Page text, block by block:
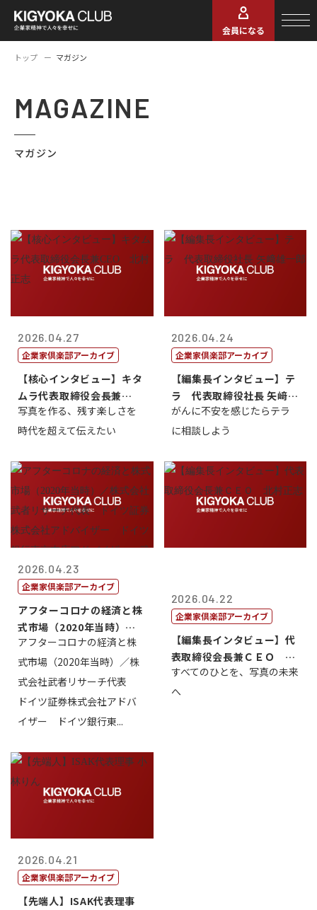
会員になる
トップ マガジン
MAGAZINE
マガジン
2026.04.27
企業家倶楽部アーカイブ
【核心インタビュー】キタ
ムラ代表取締役会長兼
CEO 北村正志
写真を作る、残す楽しさを
時代を超えて伝えたい
2026.04.24
企業家倶楽部アーカイブ
【編集長インタビュー】テ
ラ 代表取締役社長 矢﨑雄
一郎
がんに不安を感じたらテラ
に相談しよう
2026.04.23
企業家倶楽部アーカイブ
アフターコロナの経済と株
式市場（2020年当時）／
株式会社武...
アフターコロナの経済と株
式市場（2020年当時）／株
式会社武者リサーチ代表
ドイツ証券株式会社アドバ
イザー ドイツ銀行東...
2026.04.22
企業家倶楽部アーカイブ
【編集長インタビュー】代
表取締役会長兼ＣＥＯ 北
村正志
すべてのひとを、写真の未来
へ
2026.04.21
企業家倶楽部アーカイブ
【先端人】ISAK代表理事